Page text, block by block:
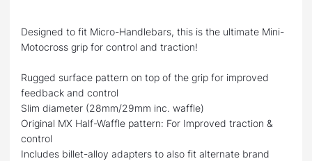
Designed to fit Micro-Handlebars, this is the ultimate Mini-
Motocross grip for control and traction!
Rugged surface pattern on top of the grip for improved
feedback and control
Slim diameter (28mm/29mm inc. waffle)
Original MX Half-Waffle pattern: For Improved traction &
control
Includes billet-alloy adapters to also fit alternate brand